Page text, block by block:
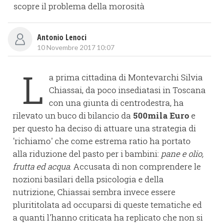
scopre il problema della morosità
Antonio Lenoci
10 Novembre 2017 10:07
L a prima cittadina di Montevarchi Silvia
Chiassai, da poco insediatasi in Toscana
con una giunta di centrodestra, ha
rilevato un buco di bilancio da 500mila Euroe
per questo ha deciso di attuare una strategia di
'richiamo' che come estrema ratio ha portato
alla riduzione del pasto per i bambini: pane e olio,
frutta ed acqua. Accusata di non comprendere le
nozioni basilari della psicologia e della
nutrizione, Chiassai sembra invece essere
plurititolata ad occuparsi di queste tematiche ed
a quanti l'hanno criticata ha replicato che non si